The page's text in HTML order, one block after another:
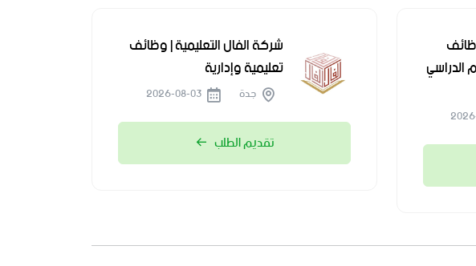
الدراسي
شركة الفال التعليمية | وظائف
تعليمية وإدارية
جدة
تقديم الطلب